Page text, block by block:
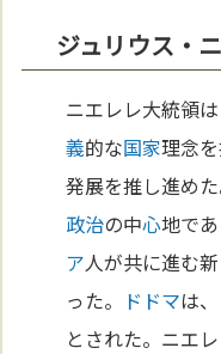
ジュリウス・
ニエレレ大統領
義的な国家理念を
発展を推し進め
政治の中心地で
ア人が共に進む
った。 ドドマは
とされた。ニエレ